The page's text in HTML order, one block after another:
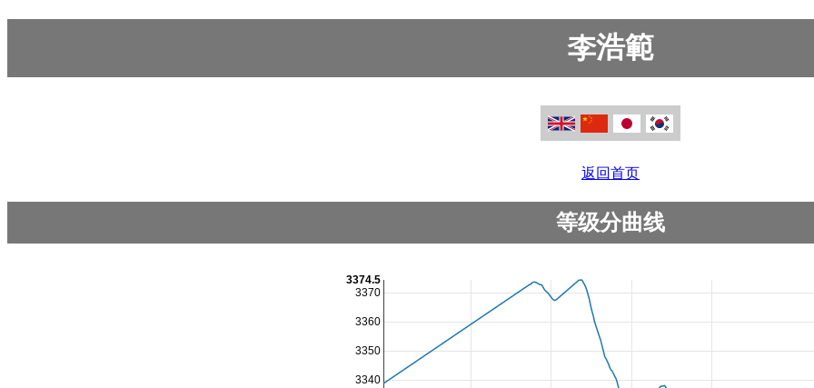
李浩範
返回首页
等级分曲线
3340
3350
3360
3370
3374.5